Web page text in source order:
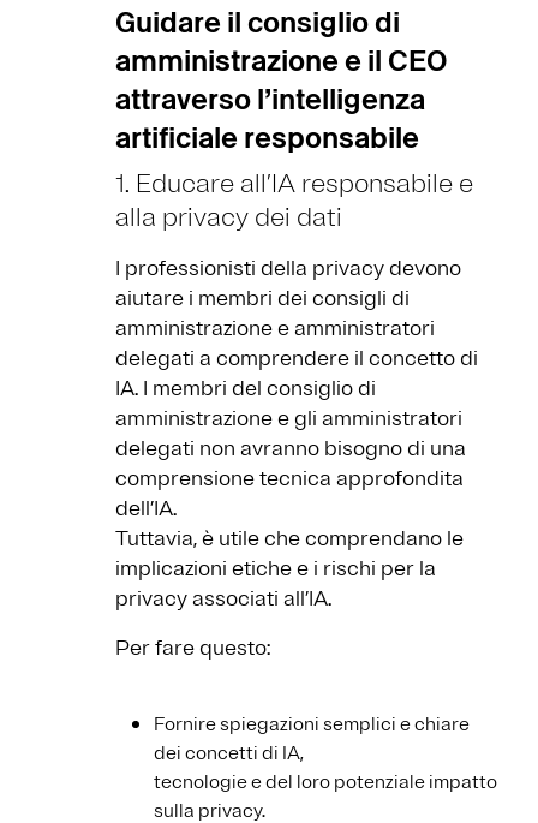
Guidare il consiglio di
amministrazione e il CEO
attraverso l’intelligenza
artificiale responsabile
1. Educare all’IA responsabile e
alla privacy dei dati
I professionisti della privacy devono
aiutare i membri dei consigli di
amministrazione e amministratori
delegati a comprendere il concetto di
IA. I membri del consiglio di
amministrazione e gli amministratori
delegati non avranno bisogno di una
comprensione tecnica approfondita
dell’IA.
Tuttavia, è utile che comprendano le
implicazioni etiche e i rischi per la
privacy associati all’IA.
Per fare questo:
Fornire spiegazioni semplici e chiare
dei concetti di IA,
tecnologie e del loro potenziale impatto
sulla privacy.